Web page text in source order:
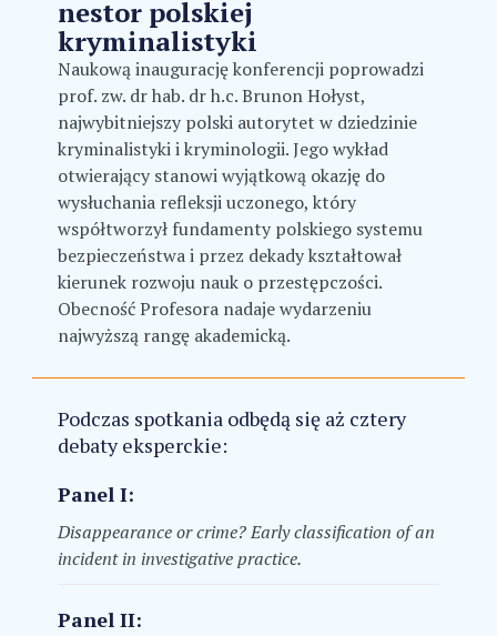
nestor polskiej
kryminalistyki
Naukową inaugurację konferencji poprowadzi
prof. zw. dr hab. dr h.c. Brunon Hołyst,
najwybitniejszy polski autorytet w dziedzinie
kryminalistyki i kryminologii. Jego wykład
otwierający stanowi wyjątkową okazję do
wysłuchania refleksji uczonego, który
współtworzył fundamenty polskiego systemu
bezpieczeństwa i przez dekady kształtował
kierunek rozwoju nauk o przestępczości.
Obecność Profesora nadaje wydarzeniu
najwyższą rangę akademicką.
Podczas spotkania odbędą się aż cztery
debaty eksperckie:
Panel I:
Disappearance or crime? Early classification of an
incident in investigative practice.
Panel II: